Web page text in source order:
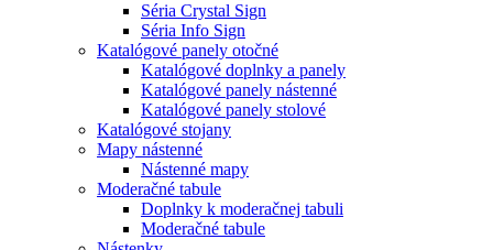
Séria Crystal Sign
Séria Info Sign
Katalógové panely otočné
Katalógové doplnky a panely
Katalógové panely nástenné
Katalógové panely stolové
Katalógové stojany
Mapy nástenné
Nástenné mapy
Moderačné tabule
Doplnky k moderačnej tabuli
Moderačné tabule